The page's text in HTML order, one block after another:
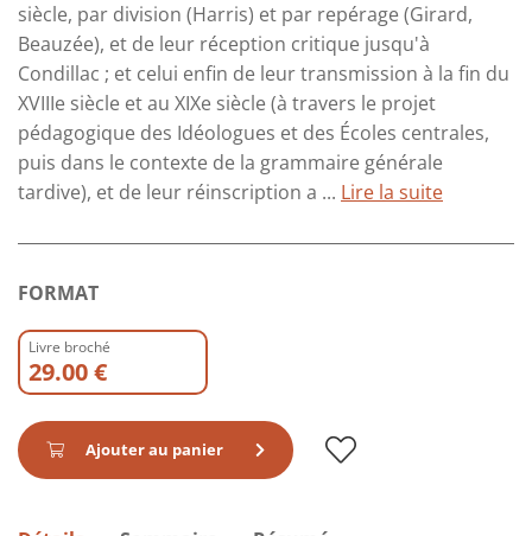
siècle, par division (Harris) et par repérage (Girard,
Beauzée), et de leur réception critique jusqu'à
Condillac ; et celui enfin de leur transmission à la fin du
XVIIIe siècle et au XIXe siècle (à travers le projet
pédagogique des Idéologues et des Écoles centrales,
puis dans le contexte de la grammaire générale
tardive), et de leur réinscription a ... Lire la suite
FORMAT
Livre broché
29.00 €
Ajouter au panier